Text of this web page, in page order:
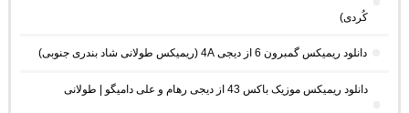
کُردی)
دانلود ریمیکس گمبرون 6 از دیجی 4A (ریمیکس طولانی شاد بندری جنوبی)
دانلود ریمیکس موزیک باکس 43 از دیجی رهام و علی دامیگو | طولانی